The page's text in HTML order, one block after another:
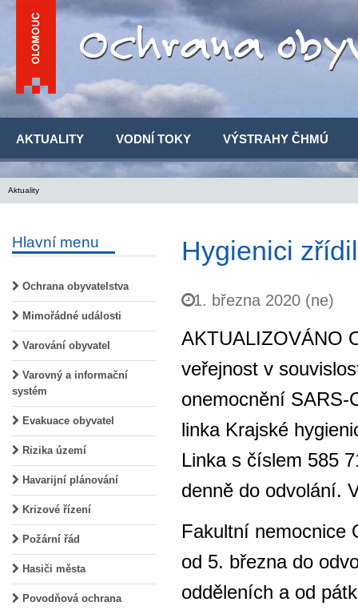
AKTUALITY VODNÍ TOKY VÝSTRAHY ČHMÚ
Aktuality
Hlavní menu
Ochrana obyvatelstva
Mimořádné události
Varování obyvatel
Varovný a informační
systém
Evakuace obyvatel
Rizika území
Havarijní plánování
Krizové řízení
Požární řád
Hasiči města
Povodňová ochrana
Hygienici
1. března 2020 (ne)
AKTUALIZOVÁNO
veřejnost v
onemocnění SARS-
linka Krajské
Linka s číslem 585
denně do odvolání.
Fakultní nemocnice
od 5. března do
odděleních a od